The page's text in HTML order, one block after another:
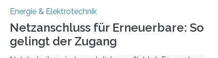
Energie & Elektrotechnik
Netzanschluss für Erneuerbare: So
gelingt der Zugang